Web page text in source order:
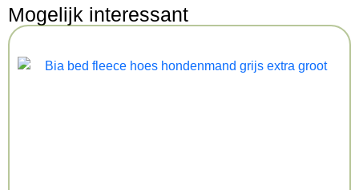
ideaal voor honden die niet graag op een heel dik
kussen liggen. De ligmat is bekleed met polyester in
een mooie geweven stof en heerlijk zacht pluche,
zodat jij zelf kunt kiezen welke kant jij het liefste
Mogelijk interessant